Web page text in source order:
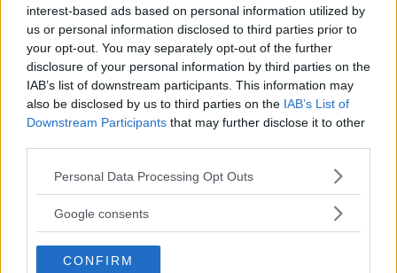
interest-based ads based on personal information utilized by
us or personal information disclosed to third parties prior to
your opt-out. You may separately opt-out of the further
disclosure of your personal information by third parties on the
IAB’s list of downstream participants. This information may
also be disclosed by us to third parties on the IAB’s List of
Downstream Participants that may further disclose it to other
Please note that this website/app uses one or more Google
not limited to your visit or usage behaviour. You may click to
use your data for below specified purposes in below Google
consent section.
Personal Data Processing Opt Outs
Google consents
CONFIRM
Läs Frias efterträdare!
Syreär Sveriges enda gröna dagstidning som
finns både digitalt och i tryck.
– Hur mycket ska du återvinna och hur mycket
strålning ska du låta personalen ta? Hade Tyskland haft
möjlighet till ett SFR-bergrum tror jag att man hade
valt den vägen vi har gjort men de har inte den
möjligheten, säger Leif Roth.
– Jag är inte övertygad, jag tror att det kan vara ett
svepskäl, jag tror snarare att tyskarna vill vara
försiktiga och därför låter det kosta pengar, säger Johan